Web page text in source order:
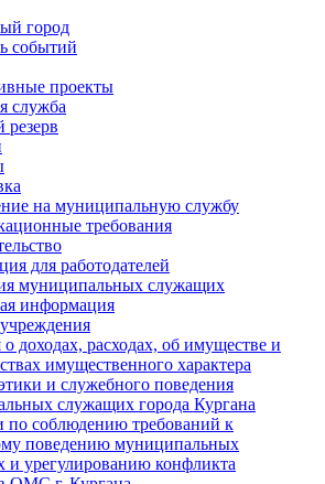
город
событий
проекты
служба
на муниципальную службу
требования
для работодателей
муниципальных служащих
информация
доходах, расходах, об имуществе и
имущественного характера
и служебного поведения
служащих города Кургана
по соблюдению требований к
поведению муниципальных
и урегулированию конфликта